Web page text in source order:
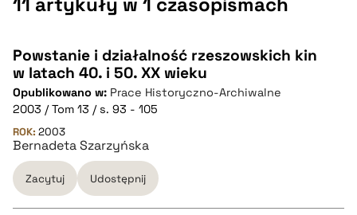
Powstanie i działalność rzeszowskich kin
w latach 40. i 50. XX wieku
Opublikowano w: Prace Historyczno-Archiwalne
2003 / Tom 13 / s. 93 - 105
ROK: 2003
Bernadeta Szarzyńska
Zacytuj Udostępnij